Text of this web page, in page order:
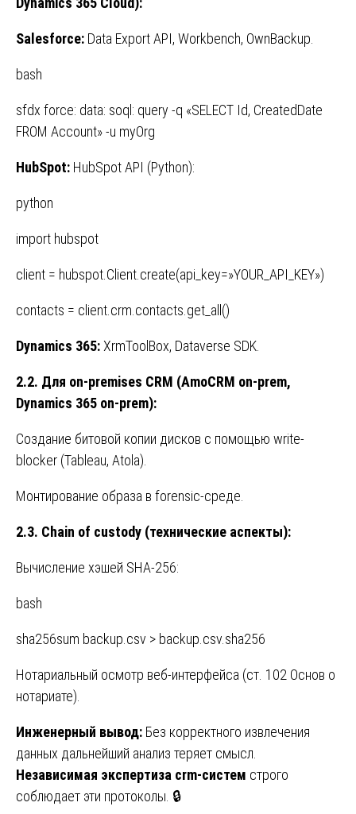
Salesforce: Data Export API, Workbench, OwnBackup.
bash
sfdx force: data: soql: query -q «SELECT Id, CreatedDate
FROM Account» -u myOrg
HubSpot: HubSpot API (Python):
python
import hubspot
client = hubspot.Client.create(api_key=»YOUR_API_KEY»)
contacts = client.crm.contacts.get_all()
Dynamics 365: XrmToolBox, Dataverse SDK.
2.2. Для on-premises CRM (AmoCRM on-prem,
Dynamics 365 on-prem):
Создание битовой копии дисков с помощью write-
blocker (Tableau, Atola).
Монтирование образа в forensic-среде.
2.3. Chain of custody (технические аспекты):
Вычисление хэшей SHA-256:
bash
sha256sum backup.csv > backup.csv.sha256
Нотариальный осмотр веб-интерфейса (ст. 102 Основ о
нотариате).
Инженерный вывод: Без корректного извлечения
данных дальнейший анализ теряет смысл.
Независимая экспертиза crm-систем строго
соблюдает эти протоколы. 🔒